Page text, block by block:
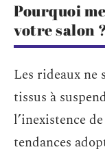
Pourquoi
votre salon
Les rideaux ne
tissus à
l’inexistence
tendances